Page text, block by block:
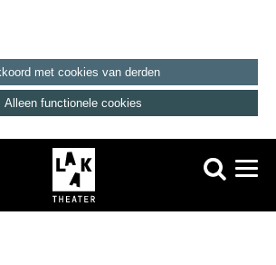
met cookies van derden
Alleen functionele cookies